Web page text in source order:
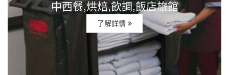
中西餐,烘焙,飲調,飯店旅館
了解詳情